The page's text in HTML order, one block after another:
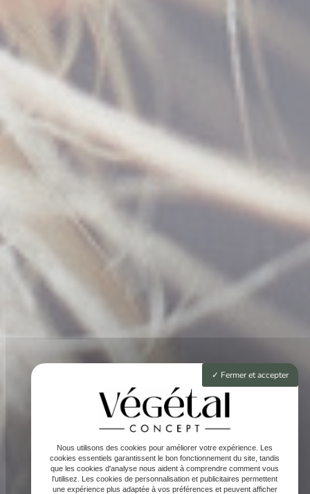
Fermer et accepter
Nous utilisons des cookies pour améliorer votre expérience. Les
cookies essentiels garantissent le bon fonctionnement du site, tandis
que les cookies d'analyse nous aident à comprendre comment vous
l'utilisez. Les cookies de personnalisation et publicitaires permettent
une expérience plus adaptée à vos préférences et peuvent afficher